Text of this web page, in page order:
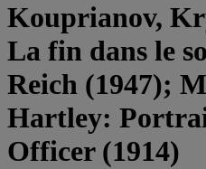
Kouprianov,
La fin dans le
Reich (1947);
Hartley:
Officer (1914)